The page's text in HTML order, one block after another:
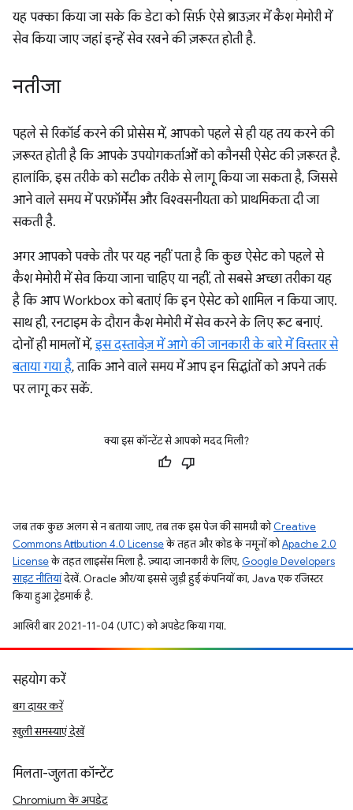
यह पक्का किया जा सके कि डेटा को सिर्फ़ ऐसे ब्राउज़र में कैश मेमोरी में
सेव किया जाए जहां इन्हें सेव रखने की ज़रूरत होती है.
नतीजा
पहले से रिकॉर्ड करने की प्रोसेस में, आपको पहले से ही यह तय करने की
ज़रूरत होती है कि आपके उपयोगकर्ताओं को कौनसी ऐसेट की ज़रूरत है.
हालांकि, इस तरीके को सटीक तरीके से लागू किया जा सकता है, जिससे
आने वाले समय में परफ़ॉर्मेंस और विश्वसनीयता को प्राथमिकता दी जा
सकती है.
अगर आपको पक्के तौर पर यह नहीं पता है कि कुछ ऐसेट को पहले से
कैश मेमोरी में सेव किया जाना चाहिए या नहीं, तो सबसे अच्छा तरीका यह
है कि आप Workbox को बताएं कि इन ऐसेट को शामिल न किया जाए.
साथ ही, रनटाइम के दौरान कैश मेमोरी में सेव करने के लिए रूट बनाएं.
दोनों ही मामलों में,इस दस्तावेज़ में आगे की जानकारी के बारे में विस्तार से
बताया गया है, ताकि आने वाले समय में आप इन सिद्धांतों को अपने तर्क
पर लागू कर सकें.
क्या इस कॉन्टेंट से आपको मदद मिली?
जब तक कुछ अलग से न बताया जाए, तब तक इस पेज की सामग्री कोCreative
Commons Attribution 4.0 Licenseके तहत और कोड के नमूनों कोApache 2.0
Licenseके तहत लाइसेंस मिला है. ज़्यादा जानकारी के लिए, Google Developers
साइट नीतियांदेखें. Oracle और/या इससे जुड़ी हुई कंपनियों का, Java एक रजिस्टर
किया हुआ ट्रेडमार्क है.
आखिरी बार 2021-11-04 (UTC) को अपडेट किया गया.
सहयोग करें
बग दायर करें
खुली समस्याएं देखें
मिलता-जुलता कॉन्टेंट
Chromium के अपडेट